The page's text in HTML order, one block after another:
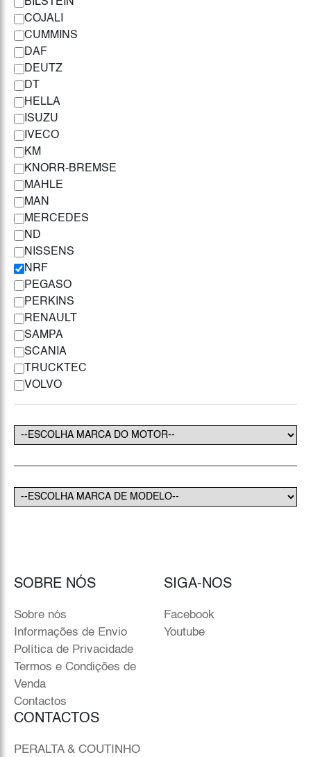
COJALI
CUMMINS
DAF
DEUTZ
DT
HELLA
ISUZU
IVECO
KM
KNORR-BREMSE
MAHLE
MAN
MERCEDES
ND
NISSENS
NRF
PEGASO
PERKINS
RENAULT
SAMPA
SCANIA
TRUCKTEC
VOLVO
SOBRE NÓS
Sobre nós
Informações de Envio
Política de Privacidade
Termos e Condições de
Venda
Contactos
SIGA-NOS
Facebook
Youtube
CONTACTOS
PERALTA & COUTINHO